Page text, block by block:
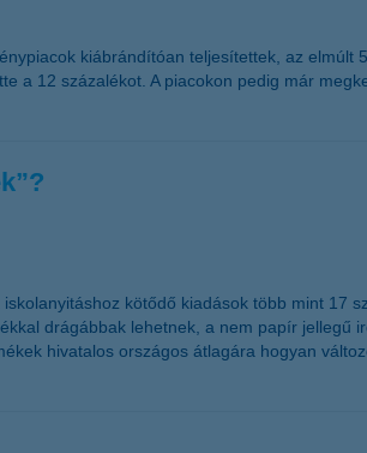
kiábrándítóan teljesítettek, az elmúlt
a 12 százalékot. A piacokon pedig már
kötődő kiadások több mint 17
drágábbak lehetnek, a nem papír jellegű
hivatalos országos átlagára hogyan